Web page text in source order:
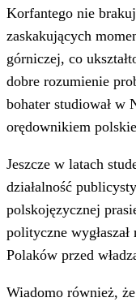
Korfantego nie
zaskakujących
górniczej, co
dobre rozumienie
bohater studiował w
orędownikiem
Jeszcze w latach
działalność
polskojęzycznej
polityczne
Polaków przed
Wiadomo również,